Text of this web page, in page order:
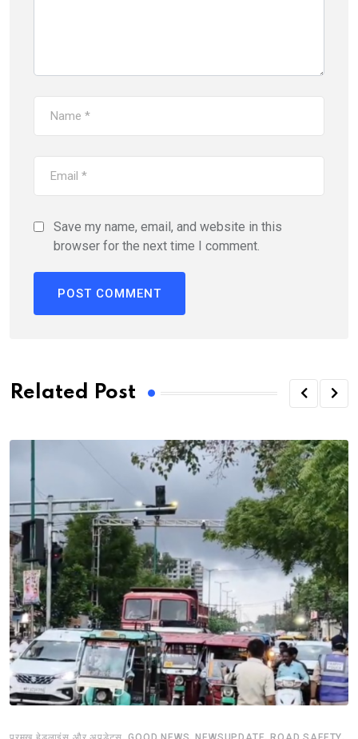
Save my name, email, and website in this
browser for the next time I comment.
Related Post
, , , ,